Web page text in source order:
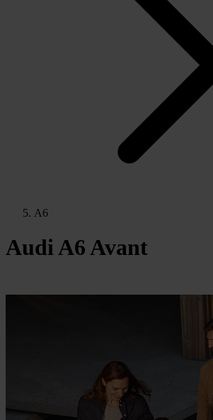
A6
Audi A6 Avant